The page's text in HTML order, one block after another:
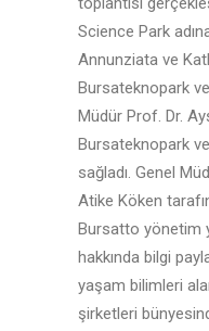
Science Park
Annunziata ve
Bursateknopark
Müdür Prof. Dr.
Bursateknopark
sağladı. Genel
Atike Köken
Bursatto yönetim
hakkında bilgi
yaşam bilimleri
şirketleri